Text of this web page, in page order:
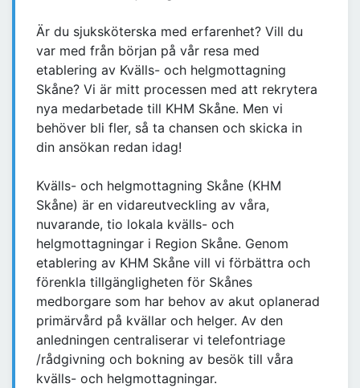
Är du sjuksköterska med erfarenhet? Vill du
var med från början på vår resa med
etablering av Kvälls- och helgmottagning
Skåne? Vi är mitt processen med att rekrytera
nya medarbetade till KHM Skåne. Men vi
behöver bli fler, så ta chansen och skicka in
din ansökan redan idag!
Kvälls- och helgmottagning Skåne (KHM
Skåne) är en vidareutveckling av våra,
nuvarande, tio lokala kvälls- och
helgmottagningar i Region Skåne. Genom
etablering av KHM Skåne vill vi förbättra och
förenkla tillgängligheten för Skånes
medborgare som har behov av akut oplanerad
primärvård på kvällar och helger. Av den
anledningen centraliserar vi telefontriage
/rådgivning och bokning av besök till våra
kvälls- och helgmottagningar.